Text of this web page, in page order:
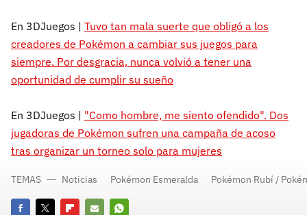
En 3DJuegos | Tuvo tan mala suerte que obligó a los
creadores de Pokémon a cambiar sus juegos para
siempre. Por desgracia, nunca volvió a tener una
oportunidad de cumplir su sueño
En 3DJuegos | "Como hombre, me siento ofendido". Dos
jugadoras de Pokémon sufren una campaña de acoso
tras organizar un torneo solo para mujeres
TEMAS Noticias Pokémon Esmeralda Pokémon Rubí /